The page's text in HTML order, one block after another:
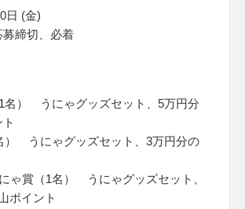
日 (金)
締切、必着
名） うにゃグッズセット、5万円分
） うにゃグッズセット、3万円分の
ゃ賞（1名） うにゃグッズセット、
ポイント